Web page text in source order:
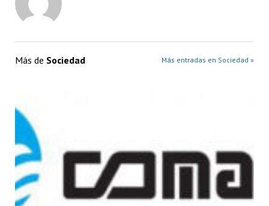
Más de Sociedad Más entradas en Sociedad »